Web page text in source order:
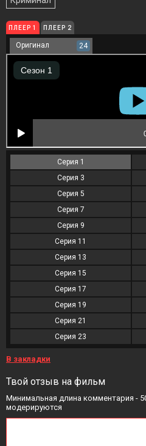
ПЛЕЕР 1 ПЛЕЕР 2
Оригинал 24
Серия 1
Серия 3
Серия 5
Серия 7
Серия 9
Серия 11
Серия 13
Серия 15
Серия 17
Серия 19
Серия 21
Серия 23
В закладки
Твой отзыв на фильм
Минимальная длина комментария -
модерируются